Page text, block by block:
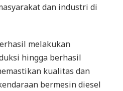
dan industri di
melakukan
hingga berhasil
kualitas dan
bermesin diesel